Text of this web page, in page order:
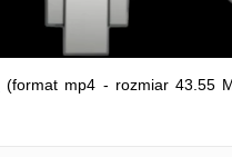
(format mp4 - rozmiar 43.55